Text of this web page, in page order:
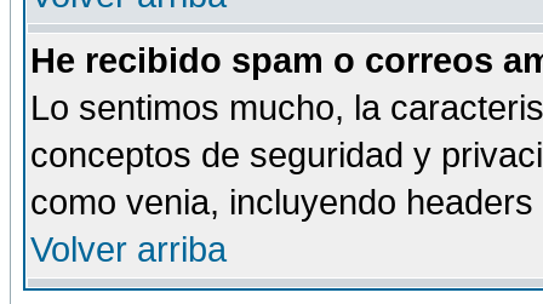
He recibido spam o correos
Lo sentimos mucho, la
conceptos de seguridad y
como venia, incluyendo
Volver arriba